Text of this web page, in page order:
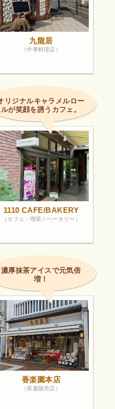
九龍居
（中華料理店）
リジナルキャラメルロー
ルが笑顔を誘うカフェ。
1110 CAFE/BAKERY
（カフェ・喫茶 / ベーカリー）
濃厚抹茶アイスで元気倍
増！
香楽園本店
（茶葉販売店）